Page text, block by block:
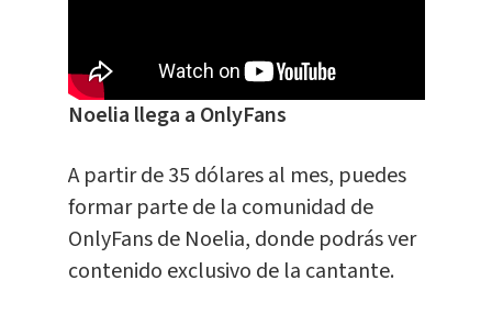
Noelia llega a OnlyFans
A partir de 35 dólares al mes, puedes
formar parte de la comunidad de
OnlyFans de Noelia, donde podrás ver
contenido exclusivo de la cantante.